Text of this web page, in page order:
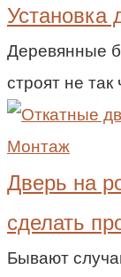
Установка
Деревянные
строят не так
Монтаж
Дверь на
сделать
Бывают